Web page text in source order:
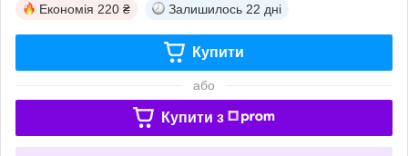
Економія 220 ₴ Залишилось 22 дні
Купити
або
Купити з